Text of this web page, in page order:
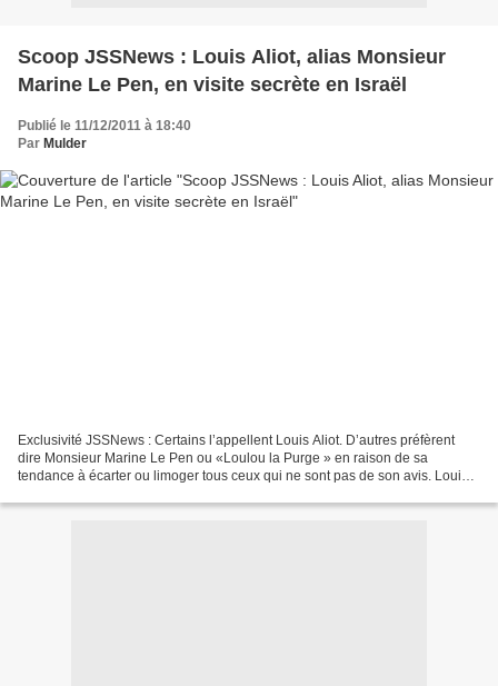
Scoop JSSNews : Louis Aliot, alias Monsieur
Marine Le Pen, en visite secrète en Israël
Publié le 11/12/2011 à 18:40
Par Mulder
Exclusivité JSSNews : Certains l’appellent Louis Aliot. D’autres préfèrent
dire Monsieur Marine Le Pen ou «Loulou la Purge » en raison de sa
tendance à écarter ou limoger tous ceux qui ne sont pas de son avis. Louis